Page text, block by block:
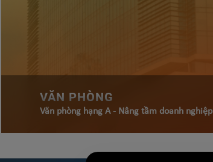
VĂN PHÒNG
Văn phòng hạng A - Nâng tầm doanh nghiệp